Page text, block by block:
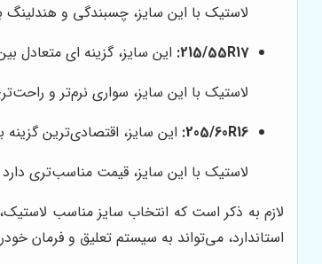
لاستیک با این سایز، چسبندگی و هندلینگ
215/55R17: این سایز، گزینه ای
لاستیک با این سایز، سواری نرم‌تر و
205/60R16: این سایز، اقتصادی‌ترین
لاستیک با این سایز، قیمت مناسب‌تری
لازم به ذکر است که انتخاب سایز مناسب
استاندارد، می‌تواند به سیستم تعلیق و فرمان